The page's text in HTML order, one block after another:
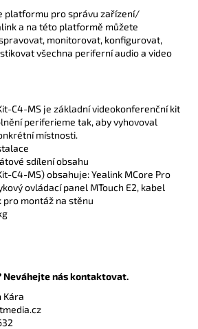
platformu pro správu zařízení/
a na této platformě můžete
monitorovat, konfigurovat,
všechna periferní audio a video
C4-MS je základní videokonferenční kit
periferieme tak, aby vyhovoval
místnosti.
sdílení obsahu
C4-MS) obsahuje: Yealink MCore Pro
ovládací panel MTouch E2, kabel
pro montáž na stěnu
nás kontaktovat.
Kára